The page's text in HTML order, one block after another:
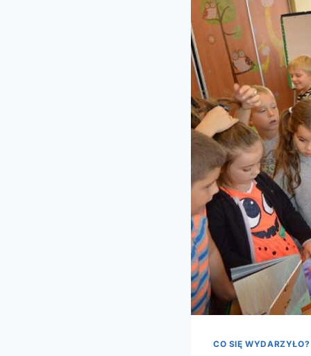
CO SIĘ WYDARZYŁO?